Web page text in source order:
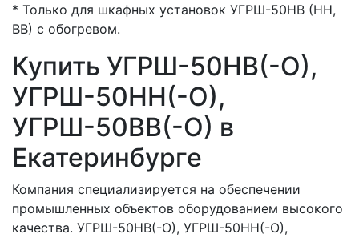
* Только для шкафных установок УГРШ-50НВ (НН,
ВВ) с обогревом.
Купить УГРШ-50НВ(-О),
УГРШ-50НН(-О),
УГРШ-50ВВ(-О) в
Екатеринбурге
Компания специализируется на обеспечении
промышленных объектов оборудованием высокого
качества. УГРШ-50НВ(-О), УГРШ-50НН(-О),